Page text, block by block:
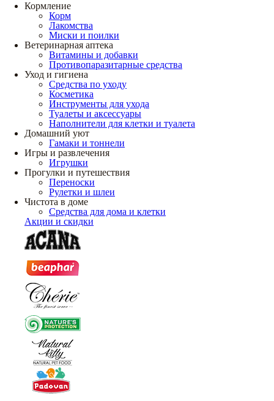
Кормление
Корм
Лакомства
Миски и поилки
Ветеринарная аптека
Витамины и добавки
Противопаразитарные средства
Уход и гигиена
Средства по уходу
Косметика
Инструменты для ухода
Туалеты и аксессуары
Наполнители для клетки и туалета
Домашний уют
Гамаки и тоннели
Игры и развлечения
Игрушки
Прогулки и путешествия
Переноски
Рулетки и шлеи
Чистота в доме
Средства для дома и клетки
Акции и скидки